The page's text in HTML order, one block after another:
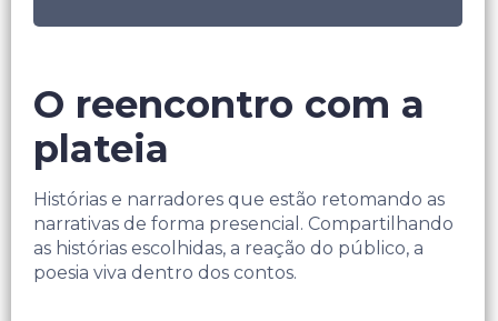
O reencontro com a
plateia
Histórias e narradores que estão retomando as
narrativas de forma presencial. Compartilhando
as histórias escolhidas, a reação do público, a
poesia viva dentro dos contos.